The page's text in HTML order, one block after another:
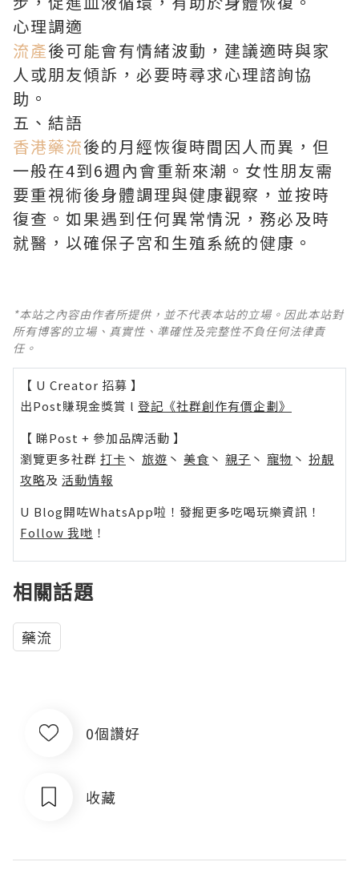
心理調適
流產後可能會有情緒波動，建議適時與家
人或朋友傾訴，必要時尋求心理諮詢協
助。
五、結語
香港藥流後的月經恢復時間因人而異，但
一般在4到6週內會重新來潮。女性朋友需
要重視術後身體調理與健康觀察，並按時
復查。如果遇到任何異常情況，務必及時
就醫，以確保子宮和生殖系統的健康。
*本站之內容由作者所提供，並不代表本站的立場。因此本站對
所有博客的立場、真實性、準確性及完整性不負任何法律責
任。
【 U Creator 招募 】
出Post賺現金獎賞 l 登記《社群創作有價企劃》
【 睇Post + 參加品牌活動 】
瀏覽更多社群 打卡 丶 旅遊 丶 美食 丶 親子 丶 寵物 丶 扮靚
攻略及 活動情報
U Blog開咗WhatsApp啦！發掘更多吃喝玩樂資訊！
Follow 我哋 ！
相關話題
藥流
0個讚好
收藏